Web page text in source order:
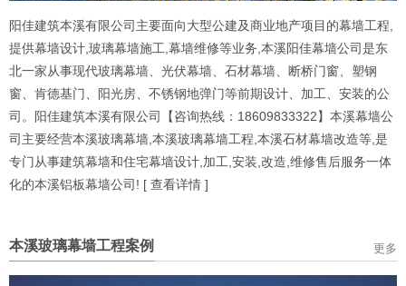
阳佳建筑本溪有限公司主要面向大型公建及商业地产项目的幕墙工程,
提供幕墙设计,玻璃幕墙施工,幕墙维修等业务,本溪阳佳幕墙公司是东
北一家从事现代玻璃幕墙、光伏幕墙、石材幕墙、断桥门窗、塑钢
窗、肯德基门、阳光房、不锈钢地弹门等前期设计、加工、安装的公
司。阳佳建筑本溪有限公司【咨询热线：18609833322】本溪幕墙公
司主要经营本溪玻璃幕墙,本溪玻璃幕墙工程,本溪石材幕墙改造等,是
专门从事建筑幕墙和住宅幕墙设计,加工,安装,改造,维修售后服务一体
化的本溪铝板幕墙公司! [ 查看详情 ]
更多
本溪玻璃幕墙工程案例